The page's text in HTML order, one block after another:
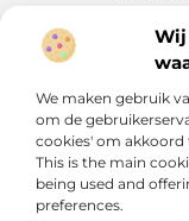
Wij
We maken gebruik
om de
cookies' om akkoord
This is the main
being used and
preferences.
Onze
Bericht